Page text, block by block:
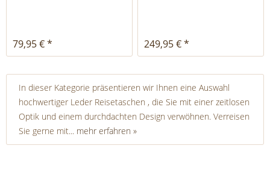
79,95 € * 249,95 € *
In dieser Kategorie präsentieren wir Ihnen eine Auswahl
hochwertiger Leder Reisetaschen , die Sie mit einer zeitlosen
Optik und einem durchdachten Design verwöhnen. Verreisen
Sie gerne mit... mehr erfahren »